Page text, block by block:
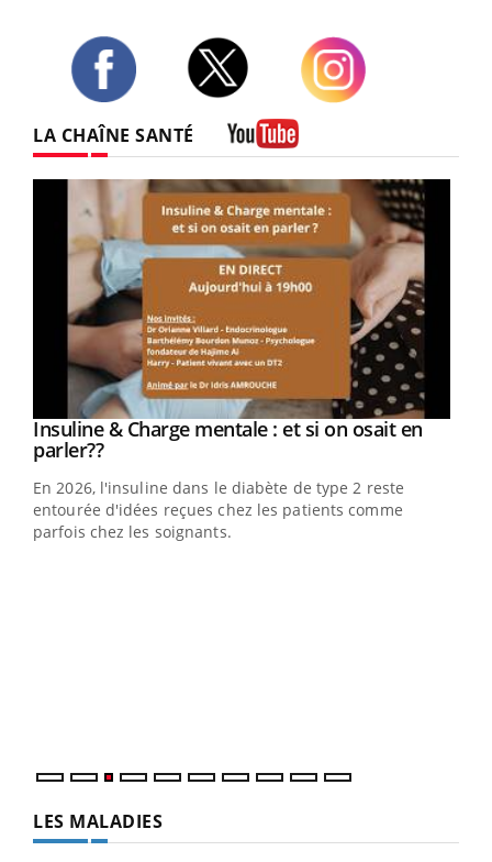
LA CHAÎNE SANTÉ
Youtube
Insuline & Charge mentale : et si on osait en
parler??Youtube
En 2026, l'insuline dans le diabète de type 2 reste
entourée d'idées reçues chez les patients comme
parfois chez les soignants.
LES MALADIES